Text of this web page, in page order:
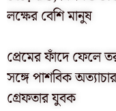
লক্ষের বেশি মানুষ
প্রেমের ফাঁদে ফেলে
সঙ্গে পাশবিক
গ্রেফতার যুবক